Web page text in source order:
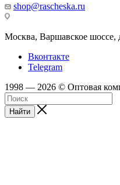
shop@rascheska.ru
Москва, Варшавское шоссе,
Вконтакте
Telegram
1998 — 2026 © Оптовая
Найти